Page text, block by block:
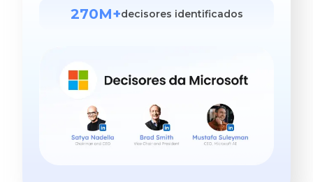
270M+decisores identificados